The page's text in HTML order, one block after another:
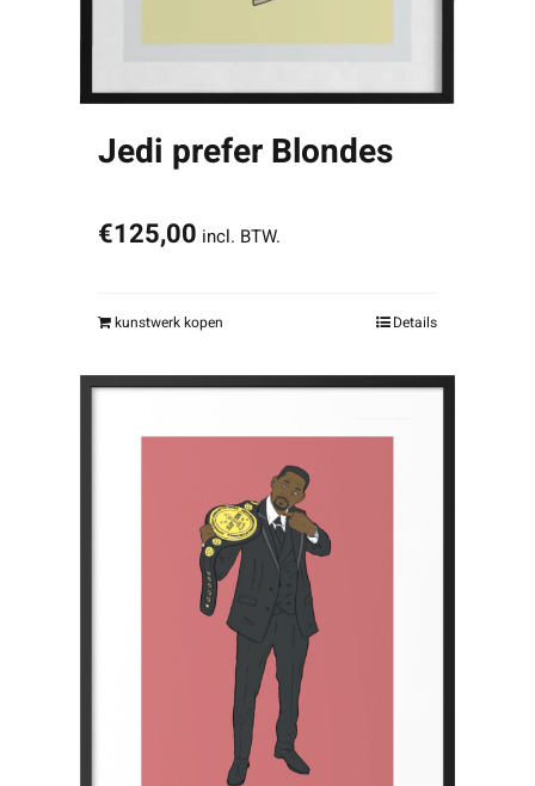
Jedi prefer Blondes
€125,00 incl. BTW.
kunstwerk kopen Details